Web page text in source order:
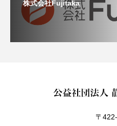
株式会社Fujitaka
〒